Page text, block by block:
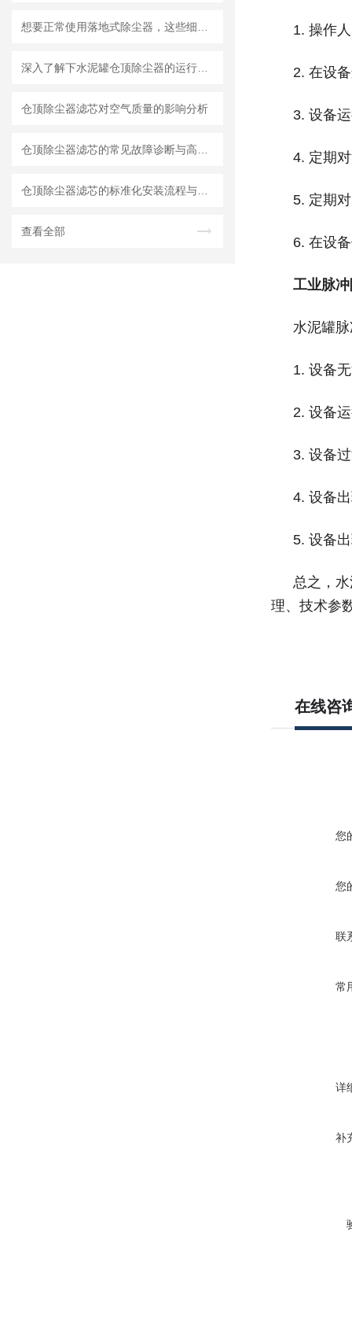
仓顶除尘器滤芯对空气质量的影响分析
查看全部
1. 操作
2. 在设
3. 设备
4. 定期
5. 定期
6. 在设
工业脉
水泥罐
1. 设备
2. 设备
3. 设备
4. 设备
5. 设备
总之，
理、技术参
在线咨
您
您
联
常
详
补